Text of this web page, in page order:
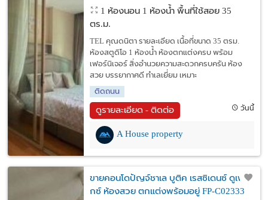
1 ห้องนอน 1 ห้องน้ำ พื้นที่ใช้สอย 35
ตร.ม.
TEL คุณดนิตา รายละเอียด เนื้อที่ขนาด 35 ตรม.
ห้องสตูดิโอ 1 ห้องน้ำ ห้องตกแต่งครบ พร้อม
เฟอร์นิเจอร์ สิ่งอำนวยความสะดวกครบครัน ห้อง
สวย บรรยากาศดี ทำเลเยี่ยม เหมาะ
ติดถนน
ดูรายละเอียด - ติดต่อ วันนี้
A House property
ขายคอนโดปัญจ์ชาเล บูติค เรสซิเดนซ์ ดูเพล็
กซ์ ห้องสวย ตกแต่งพร้อมอยู่ FP-C02333